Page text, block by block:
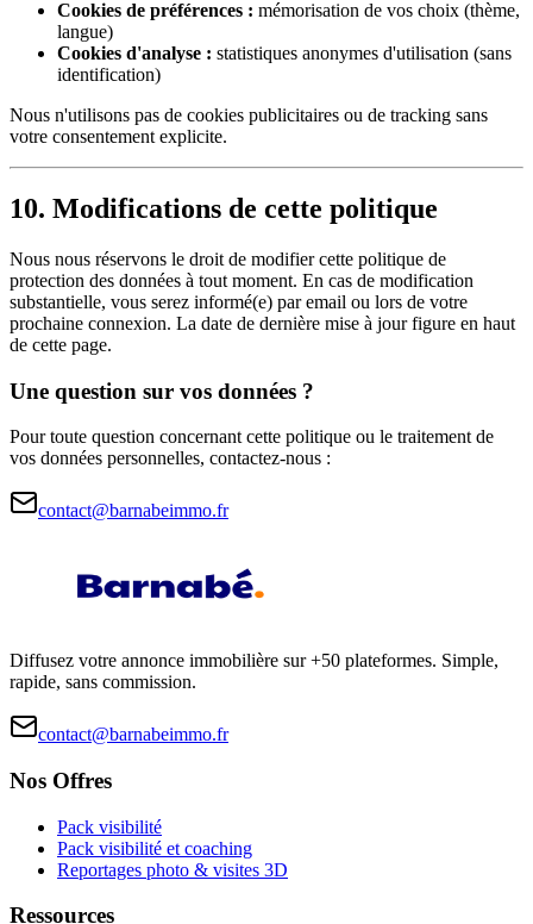
Cookies de préférences : mémorisation de vos choix (thème,
langue)
Cookies d'analyse : statistiques anonymes d'utilisation (sans
identification)
Nous n'utilisons pas de cookies publicitaires ou de tracking sans
votre consentement explicite.
10. Modifications de cette politique
Nous nous réservons le droit de modifier cette politique de
protection des données à tout moment. En cas de modification
substantielle, vous serez informé(e) par email ou lors de votre
prochaine connexion. La date de dernière mise à jour figure en haut
de cette page.
Une question sur vos données ?
Pour toute question concernant cette politique ou le traitement de
vos données personnelles, contactez-nous :
contact@barnabeimmo.fr
Diffusez votre annonce immobilière sur +50 plateformes. Simple,
rapide, sans commission.
contact@barnabeimmo.fr
Nos Offres
Pack visibilité
Pack visibilité et coaching
Reportages photo & visites 3D
Ressources